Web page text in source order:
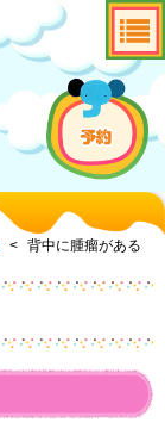
< 背中に腫瘤がある